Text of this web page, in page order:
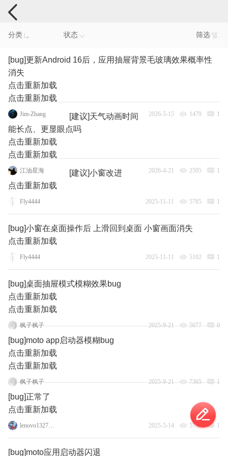
手机反馈
分类 状态 筛选
[bug]更新Android 16后，应用抽屉背景毛玻璃效果概率性
消失
点击重新加载
点击重新加载
Jim-Zhang 2026-5-15 1479 1
[建议]天气动画时间
能长点、更显眼点吗
点击重新加载
点击重新加载
江油星海 2026-4-21 2595 1
[建议]小窗改进
点击重新加载
Fly4444 2025-11-11 5785 1
[bug]小窗在桌面操作后 上滑回到桌面 小窗画面消失
点击重新加载
Fly4444 2025-11-11 5102 1
[bug]桌面抽屉模式模糊效果bug
点击重新加载
点击重新加载
枫子枫子 2025-9-21 5077 0
[bug]moto app启动器模糊bug
点击重新加载
点击重新加载
枫子枫子 2025-9-21 7365 1
[bug]正常了
点击重新加载
lenovo132760642 2025-5-14 5798 1
[bug]moto应用启动器闪退